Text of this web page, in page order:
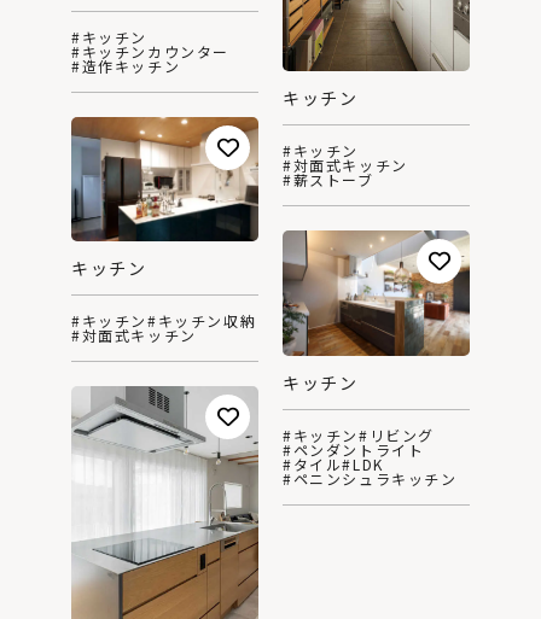
#キッチン
#キッチンカウンター
#造作キッチン
キッチン
#キッチン
#対面式キッチン
#薪ストーブ
キッチン
#キッチン#キッチン収納
#対面式キッチン
キッチン
#キッチン#リビング
#ペンダントライト
#タイル#LDK
#ペニンシュラキッチン